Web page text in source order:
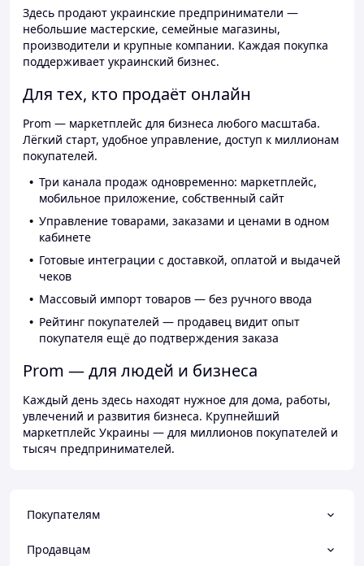
Здесь продают украинские предприниматели —
небольшие мастерские, семейные магазины,
производители и крупные компании. Каждая покупка
поддерживает украинский бизнес.
Для тех, кто продаёт онлайн
Prom — маркетплейс для бизнеса любого масштаба.
Лёгкий старт, удобное управление, доступ к миллионам
покупателей.
Три канала продаж одновременно: маркетплейс,
мобильное приложение, собственный сайт
Управление товарами, заказами и ценами в одном
кабинете
Готовые интеграции с доставкой, оплатой и выдачей
чеков
Массовый импорт товаров — без ручного ввода
Рейтинг покупателей — продавец видит опыт
покупателя ещё до подтверждения заказа
Prom — для людей и бизнеса
Каждый день здесь находят нужное для дома, работы,
увлечений и развития бизнеса. Крупнейший
маркетплейс Украины — для миллионов покупателей и
тысяч предпринимателей.
Покупателям
Продавцам